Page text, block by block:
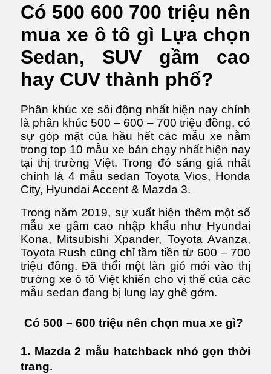
500
600
700
triệu
nên
mua
xe
ô
tô
gì?
Sedan,
CUV,
MPV
hay
SUV?
Có 500 600 700 triệu nên
mua xe ô tô gì Lựa chọn
Sedan, SUV gầm cao
hay CUV thành phố?
Phân khúc xe sôi động nhất hiện nay chính
là phân khúc 500 – 600 – 700 triệu đồng, có
sự góp mặt của hầu hết các mẫu xe nằm
trong top 10 mẫu xe bán chạy nhất hiện nay
tại thị trường Việt. Trong đó sáng giá nhất
chính là 4 mẫu sedan Toyota Vios, Honda
City, Hyundai Accent & Mazda 3.
Trong năm 2019, sự xuất hiện thêm một số
mẫu xe gầm cao nhập khẩu như Hyundai
Kona, Mitsubishi Xpander, Toyota Avanza,
Toyota Rush cũng chỉ tầm tiền từ 600 – 700
triệu đồng. Đã thổi một làn gió mới vào thị
trường xe ô tô Việt khiến cho vị thế của các
mẫu sedan đang bị lung lay ghê gớm.
Có 500 – 600 triệu nên chọn mua xe gì?
1. Mazda 2 mẫu hatchback nhỏ gọn thời
trang.